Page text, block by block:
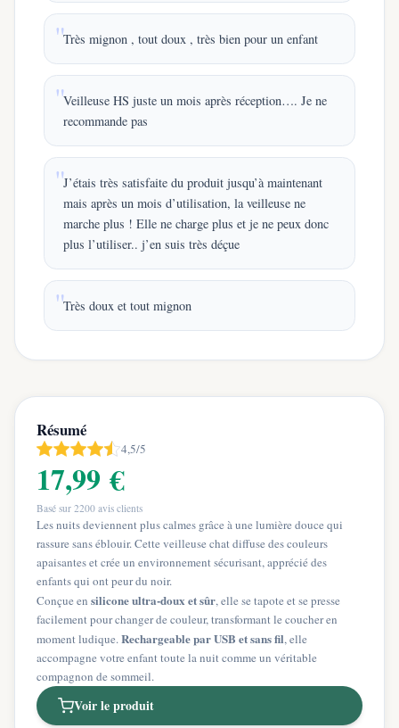
Très mignon , tout doux , très bien pour un enfant
Veilleuse HS juste un mois après réception…. Je ne
recommande pas
J’étais très satisfaite du produit jusqu’à maintenant
mais après un mois d’utilisation, la veilleuse ne
marche plus ! Elle ne charge plus et je ne peux donc
plus l’utiliser.. j’en suis très déçue
Très doux et tout mignon
Résumé
4,5/5
17,99 €
Basé sur 2200 avis clients
Les nuits deviennent plus calmes grâce à une lumière douce qui
rassure sans éblouir. Cette veilleuse chat diffuse des couleurs
apaisantes et crée un environnement sécurisant, apprécié des
enfants qui ont peur du noir.
Conçue en silicone ultra‑doux et sûr, elle se tapote et se presse
facilement pour changer de couleur, transformant le coucher en
moment ludique.Rechargeable par USB et sans fil, elle
accompagne votre enfant toute la nuit comme un véritable
compagnon de sommeil.
Voir le produit